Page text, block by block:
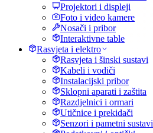
Projektori i displeji
Foto i video kamere
Nosači i pribor
Interaktivne table
Rasvjeta i elektro
Rasvjeta i šinski sustavi
Kabeli i vodiči
Instalacijski pribor
Sklopni aparati i zaštita
Razdjelnici i ormari
Utičnice i prekidači
Senzori i pametni sustavi